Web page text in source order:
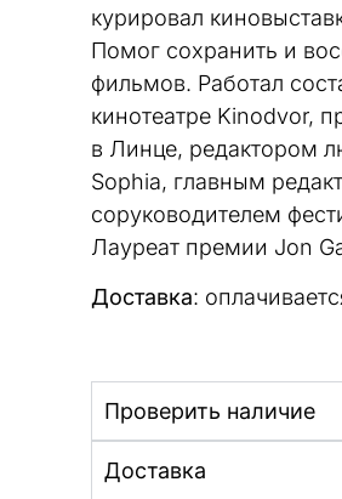
курировал
Помог сохранить и
фильмов. Работал
кинотеатре Kinodvor,
в Линце, редактором
Sophia, главным
соруководителем
Лауреат премии Jon
Доставка:
Проверить наличие
Доставка